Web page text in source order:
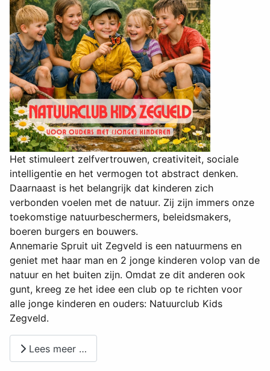
Het stimuleert zelfvertrouwen, creativiteit, sociale
intelligentie en het vermogen tot abstract denken.
Daarnaast is het belangrijk dat kinderen zich
verbonden voelen met de natuur. Zij zijn immers onze
toekomstige natuurbeschermers, beleidsmakers,
boeren burgers en bouwers.
Annemarie Spruit uit Zegveld is een natuurmens en
geniet met haar man en 2 jonge kinderen volop van de
natuur en het buiten zijn. Omdat ze dit anderen ook
gunt, kreeg ze het idee een club op te richten voor
alle jonge kinderen en ouders: Natuurclub Kids
Zegveld.
Lees meer …